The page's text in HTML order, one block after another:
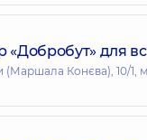
для
(Маршала Конєва), 10/1,